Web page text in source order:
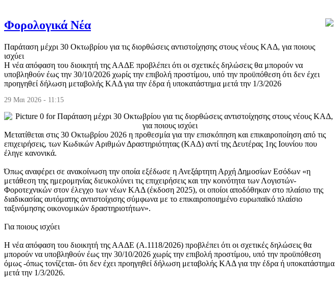
Φορολογικά Νέα
Παράταση μέχρι 30 Οκτωβρίου για τις διορθώσεις αντιστοίχησης στους νέους ΚΑΔ, για ποιους
ισχύει
Η νέα απόφαση του διοικητή της ΑΑΔΕ προβλέπει ότι οι σχετικές δηλώσεις θα μπορούν να
υποβληθούν έως την 30/10/2026 χωρίς την επιβολή προστίμου, υπό την προϋπόθεση ότι δεν έχει
προηγηθεί δήλωση μεταβολής ΚΑΔ για την έδρα ή υποκατάστημα μετά την 1/3/2026
29 Μαι 2026 - 11:15
Μετατίθεται στις 30 Οκτωβρίου 2026 η προθεσμία για την επισκόπηση και επικαιροποίηση από τις
επιχειρήσεις, των Κωδικών Αριθμών Δραστηριότητας (ΚΑΔ) αντί της Δευτέρας 1ης Ιουνίου που
έληγε κανονικά.
Όπως αναφέρει σε ανακοίνωση την οποία εξέδωσε η Ανεξάρτητη Αρχή Δημοσίων Εσόδων «η
μετάθεση της ημερομηνίας διευκολύνει τις επιχειρήσεις και την κοινότητα των Λογιστών-
Φοροτεχνικών στον έλεγχο των νέων ΚΑΔ (έκδοση 2025), οι οποίοι αποδόθηκαν στο πλαίσιο της
διαδικασίας αυτόματης αντιστοίχισης σύμφωνα με το επικαιροποιημένο ευρωπαϊκό πλαίσιο
ταξινόμησης οικονομικών δραστηριοτήτων».
Για ποιους ισχύει
Η νέα απόφαση του διοικητή της ΑΑΔΕ (Α.1118/2026) προβλέπει ότι οι σχετικές δηλώσεις θα
μπορούν να υποβληθούν έως την 30/10/2026 χωρίς την επιβολή προστίμου, υπό την προϋπόθεση
όμως -όπως τονίζεται- ότι δεν έχει προηγηθεί δήλωση μεταβολής ΚΑΔ για την έδρα ή υποκατάστημα
μετά την 1/3/2026.